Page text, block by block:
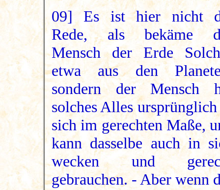
09] Es ist hier nicht
Rede, als bekäme
Mensch der Erde
etwa aus den
sondern der Mensch
solches Alles
sich im gerechten Maße,
kann dasselbe auch in
wecken und
gebrauchen. - Aber wenn